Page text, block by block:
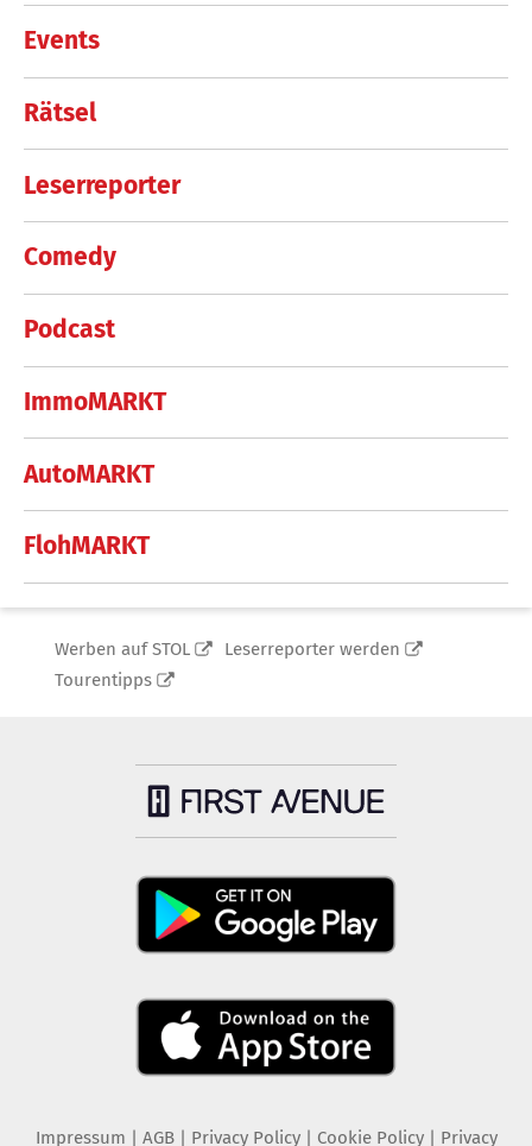
Events
Rätsel
Leserreporter
Comedy
Podcast
ImmoMARKT
AutoMARKT
FlohMARKT
Werben auf STOL
Leserreporter werden
Tourentipps
Impressum | AGB | Privacy Policy| Cookie Policy| Privacy